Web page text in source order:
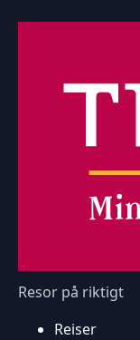
Resor på riktigt
Reiser